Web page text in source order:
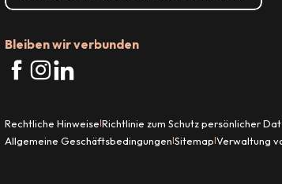
Bleiben wir verbunden
Rechtliche Hinweise|Richtlinie zum Schutz persönlicher
Allgemeine Geschäftsbedingungen|Sitemap|Verwaltung